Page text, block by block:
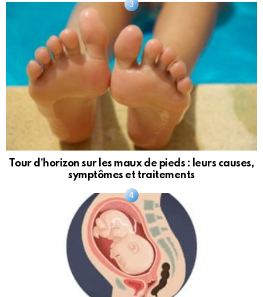
Tour d’horizon sur les maux de pieds : leurs causes,
symptômes et traitements